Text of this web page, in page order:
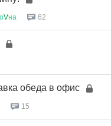
Vна 62
обеда в офис
15